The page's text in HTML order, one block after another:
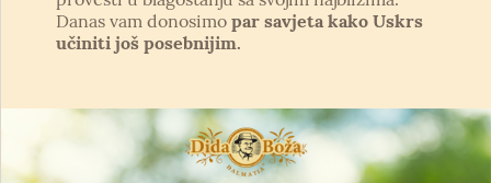
Danas vam donosimo par savjeta kako Uskrs
učiniti još posebnijim.